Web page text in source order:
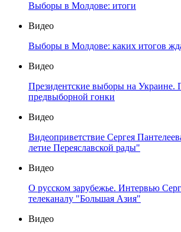
Выборы в Молдове: итоги
Видео
Выборы в Молдове: каких итогов
Видео
Президентские выборы на Украине.
предвыборной гонки
Видео
Видеоприветствие Сергея
летие Переяславской рады"
Видео
О русском зарубежье. Интервью
телеканалу "Большая Азия"
Видео